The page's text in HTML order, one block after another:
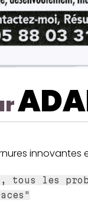
innovantes
tous les